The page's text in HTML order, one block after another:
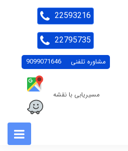
مشاوره تلفنی 9099071646
مسیریابی با نقشه
22593216
22795735